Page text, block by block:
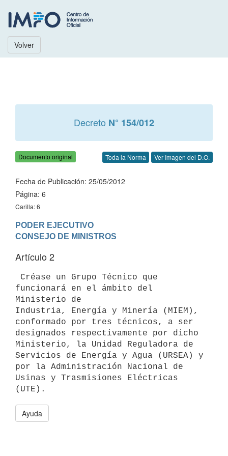
Volver
Decreto N° 154/012
Documento original Toda la Norma Ver Imagen del D.O.
Fecha de Publicación: 25/05/2012
Página: 6
Carilla: 6
PODER EJECUTIVO
Artículo 2
funcionará en el ámbito del
Ministerio de
Industria, Energía y Minería (MIEM),
conformado por tres técnicos, a ser
designados respectivamente por dicho
Ministerio, la Unidad Reguladora de
Servicios de Energía y Agua (URSEA) y
por la Administración Nacional de
Usinas y Trasmisiones Eléctricas
Ayuda